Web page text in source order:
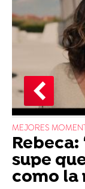
MEJORES
supe
como la